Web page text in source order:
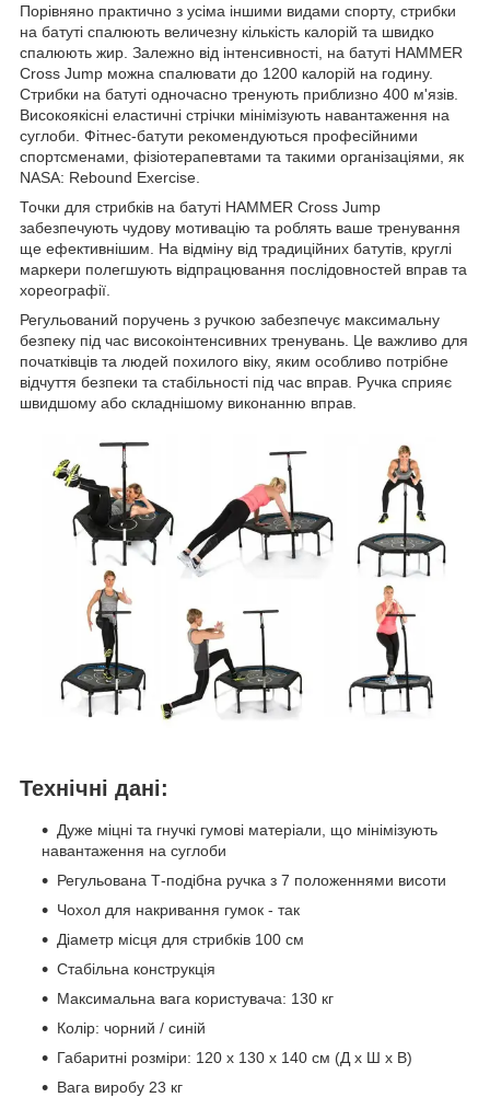
Порівняно практично з усіма іншими видами спорту, стрибки
на батуті спалюють величезну кількість калорій та швидко
спалюють жир. Залежно від інтенсивності, на батуті HAMMER
Cross Jump можна спалювати до 1200 калорій на годину.
Стрибки на батуті одночасно тренують приблизно 400 м'язів.
Високоякісні еластичні стрічки мінімізують навантаження на
суглоби. Фітнес-батути рекомендуються професійними
спортсменами, фізіотерапевтами та такими організаціями, як
NASA: Rebound Exercise.
Точки для стрибків на батуті HAMMER Cross Jump
забезпечують чудову мотивацію та роблять ваше тренування
ще ефективнішим. На відміну від традиційних батутів, круглі
маркери полегшують відпрацювання послідовностей вправ та
хореографії.
Регульований поручень з ручкою забезпечує максимальну
безпеку під час високоінтенсивних тренувань. Це важливо для
початківців та людей похилого віку, яким особливо потрібне
відчуття безпеки та стабільності під час вправ. Ручка сприяє
швидшому або складнішому виконанню вправ.
Технічні дані:
Дуже міцні та гнучкі гумові матеріали, що мінімізують
навантаження на суглоби
Регульована Т-подібна ручка з 7 положеннями висоти
Чохол для накривання гумок - так
Діаметр місця для стрибків 100 см
Стабільна конструкція
Максимальна вага користувача: 130 кг
Колір: чорний / синій
Габаритні розміри: 120 x 130 x 140 см (Д x Ш x В)
Вага виробу 23 кг